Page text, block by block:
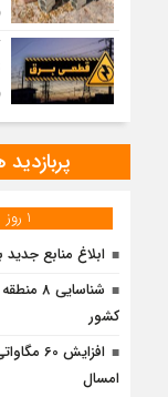
پربازدید
1 روز
ابلاغ منابع
کشور
افزایش
امسال